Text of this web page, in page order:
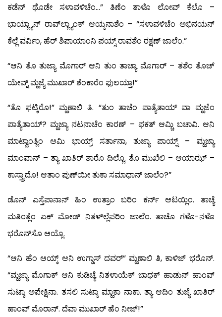
ಕಡೆನ್ ಥೊಡೇ ಸಳಾವಳಿಚೆಂ…” ತಿಣೆಂ ತಾಳೊ ಲೋವ್ ಕೆಲೊ –
ಭಾಯ್ಲ್ಯಾನ್ ರಾವ್‍ಲ್ಲ್ಯಾಂಕ್ ಆಯ್ಕನಾಶೆಂ – “ಸಳಾವಳಿಚೆಂ ಅಭಿನಯನ್
ಕೆಲ್ಲೆ ವರ್ವಿಂ, ಹೆರ್ ಶಿಪಾಯಾಂನಿ ಪಯ್ಸ್ ರಾವಶೆಂ ರಕ್ಷಣ್ ಜಾಲೆಂ.”
“ಆನಿ ತೊ ತುಜ್ಯಾ ಮೊಗಾರ್ ಆನಿ ತುಂ ತಾಚ್ಯಾ ಮೊಗಾರ್ – ತಶೆಂ ತೊಚ್
ಯೇವ್ನ್ ಮ್ಹಜ್ಯೆ ಮುಖಾರ್ ಶೆಂಕಾರೆಂ ಫುಲಯ್ತಾ!”
“ತೊ ಫಟ್ಕಿರೊ!” ಮ್ಹಣಾಲಿ ತಿ. “ತುಂ ತಾಚೆಂ ಪಾತ್ಯೆತಾಯ್ ವಾ ಮ್ಹಜೆಂ
ಪಾತ್ಯೆತಾಯ್? ಮ್ಹಜ್ಯಾ ನಟನಾಚೆಂ ಕಾರಣ್ – ಫಕತ್ ಆಮ್ಚಿ ಬಚಾವಿ. ಆನಿ
ಮಾಟ್ವಾಂತ್ಲಿಂ ಆಮಿ ಭಾಯ್ರ್ ಸರ್ತಾನಾ, ತುಜ್ಯಾ ಪಾಯ್ನ್ – ಮ್ಹಜ್ಯಾ
ಮಾಂವಾನ್ – ತ್ಯಾ ಖಾತಿರ್ ಶಾರೊ ದಿಲ್ಲೊ. ತೊ ಮುಖೆಲಿ – ಆಯಾಝ್ –
ಕಾಸ್ತ್ರಾದೊ! ಆತಾಂ ಪುಣ್‍ಯೀ ತುಕಾ ಸಮಾಧಾನ್ ಜಾಲೆಂ?”
ಡೊನ್ ಎಸ್ತೆಪಾನಾನ್ ಹಿಂ ಉತ್ರಾಂ ಬರಿಂ ಕರ್ನ್ ಆಟಯ್ಲಿಂ. ತಾಚ್ಯೆ
ಮತಿಂತ್ಲೆಂ ಏಕ್ ಮೋಡ್ ನಿತಳ್‍ಲ್ಲೆಪರಿಂ ಜಾಲೆಂ. ತಾಚೊ ಗಳೊ-ನಳೊ
ಭರೊನ್‍ಸೊ ಆಯ್ಲೊ.
“ಆನಿ ಹೆಂ ಆಯ್ಕ್ ಆನಿ ಉಗ್ಡಾಸ್ ದವರ್” ಮ್ಹಣಾಲಿ ತಿ, ಕಾಳಿಜ್ ಭರೊನ್.
“ಮ್ಹಜ್ಯಾ ಮೊಗಾಕ್ ಆನಿ ಕುಡಿಚ್ಯೆ ನಿತಳಾಯೆಕ್ ಬಾಧಕ್ ಹಾಡುನ್ ಹಾಂವ್
ಸುಟ್ಕಾ ಅಪೇಕ್ಷಿನಾ. ತಸಲಿ ಸುಟ್ಕಾ ಮ್ಹಾಕಾ ನಾಕಾ. ತ್ಯಾ ಆದಿಂ ತುಜ್ಯೆ ಖಾತಿರ್
ಹಾಂವ್ ಮೊರಾನ್. ದೆವಾ ಮುಖಾರ್ ಹೆಂ ನೀಜ್!”